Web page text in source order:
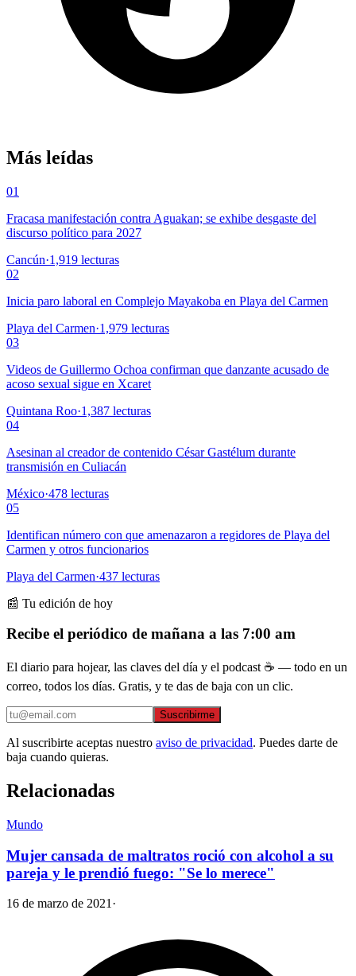
Más leídas
01
Fracasa manifestación contra Aguakan; se exhibe desgaste del
discurso político para 2027
Cancún·1,919 lecturas
02
Inicia paro laboral en Complejo Mayakoba en Playa del Carmen
Playa del Carmen·1,979 lecturas
03
Videos de Guillermo Ochoa confirman que danzante acusado de
acoso sexual sigue en Xcaret
Quintana Roo·1,387 lecturas
04
Asesinan al creador de contenido César Gastélum durante
transmisión en Culiacán
México·478 lecturas
05
Identifican número con que amenazaron a regidores de Playa del
Carmen y otros funcionarios
Playa del Carmen·437 lecturas
📰 Tu edición de hoy
Recibe el periódico de mañana a las 7:00 am
El diario para hojear, las claves del día y el podcast ☕ — todo en un
correo, todos los días. Gratis, y te das de baja con un clic.
Suscribirme
Al suscribirte aceptas nuestro aviso de privacidad. Puedes darte de
baja cuando quieras.
Relacionadas
Mundo
Mujer cansada de maltratos roció con alcohol a su
pareja y le prendió fuego: "Se lo merece"
16 de marzo de 2021 ·